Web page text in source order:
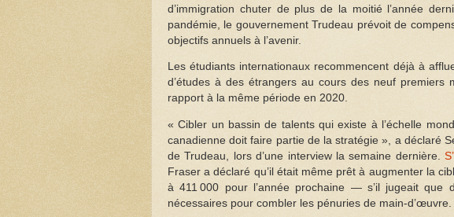
d’immigration chuter de plus de la moitié l’année
pandémie, le gouvernement Trudeau prévoit de
objectifs annuels à l’avenir.
Les étudiants internationaux recommencent déjà à
d’études à des étrangers au cours des neuf
rapport à la même période en 2020.
« Cibler un bassin de talents qui existe à l’échelle
canadienne doit faire partie de la stratégie », a déclaré
de Trudeau, lors d’une interview la semaine dernière.
Fraser a déclaré qu’il était même prêt à augmenter la
à 411 000 pour l’année prochaine — s’il jugeait que
nécessaires pour combler les pénuries de main-d’œuvre.